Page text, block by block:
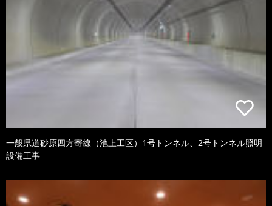
一般県道砂原四方寄線（池上工区）1号トンネル、2号トンネル照明
設備工事